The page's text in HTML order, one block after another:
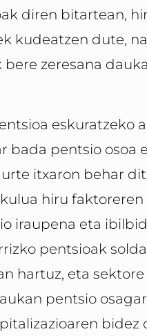
diren bitartean,
kudeatzen dute,
zeresana
eskuratzeko
bada pentsio osoa
itxaron behar
hiru
iraupena eta
pentsioak
hartuz, eta
pentsio
bidez